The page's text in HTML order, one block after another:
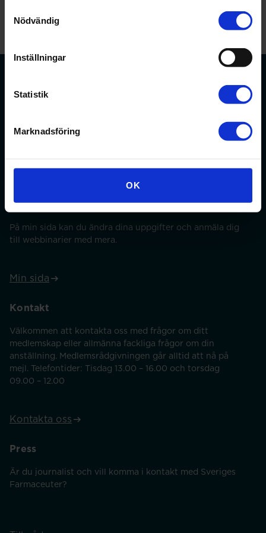
Nödvändig
Inställningar
Statistik
Marknadsföring
OK
Min sida
På min sida kan du ändra dina uppgifter och anmäla dig
till webbinarier med mera.
Min sida
Kontakt
Välkommen att kontakta oss med frågor om ditt
medlemskap eller allmänna fackliga frågor om din
anställning. Medlemsrådgivningen går alltid att nå på
mejl. Telefontider: Tisdag 13.00 – 16.00 och torsdag
09.00 – 12.00
Kontakta oss
Press
Är du journalist och vill komma i kontakt med Sveriges
Farmaceuter?